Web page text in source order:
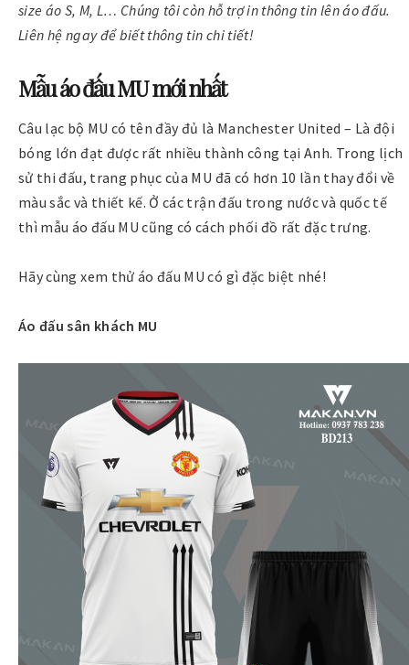
size áo S, M, L… Chúng tôi còn hỗ trợ in thông tin lên áo đấu.
Liên hệ ngay để biết thông tin chi tiết!
Mẫu áo đấu MU mới nhất
Câu lạc bộ MU có tên đầy đủ là Manchester United – Là đội
bóng lớn đạt được rất nhiều thành công tại Anh. Trong lịch
sử thi đấu, trang phục của MU đã có hơn 10 lần thay đổi về
màu sắc và thiết kế. Ở các trận đấu trong nước và quốc tế
thì mẫu áo đấu MU cũng có cách phối đồ rất đặc trưng.
Hãy cùng xem thử áo đấu MU có gì đặc biệt nhé!
Áo đấu sân khách MU